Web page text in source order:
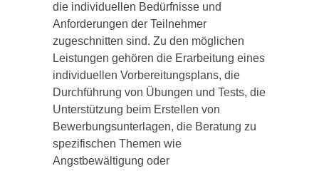
die individuellen Bedürfnisse und
Anforderungen der Teilnehmer
zugeschnitten sind. Zu den möglichen
Leistungen gehören die Erarbeitung eines
individuellen Vorbereitungsplans, die
Durchführung von Übungen und Tests, die
Unterstützung beim Erstellen von
Bewerbungsunterlagen, die Beratung zu
spezifischen Themen wie
Angstbewältigung oder